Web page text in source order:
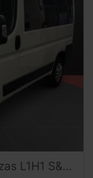
S&S 130 CV